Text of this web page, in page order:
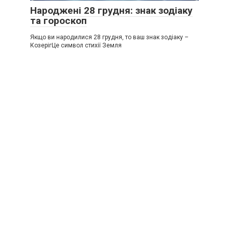
Народжені 28 грудня: знак зодіаку
та гороскоп
Якщо ви народилися 28 грудня, то ваш знак зодіаку –
КозерігЦе символ стихії Земля